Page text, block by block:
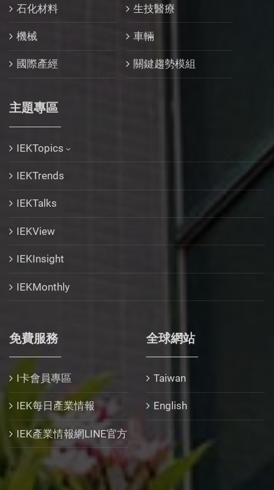
石化材料 生技醫療
機械 車輛
國際產經 關鍵趨勢模組
主題專區
IEKTopics
IEKTrends
IEKTalks
IEKView
IEKInsight
IEKMonthly
免費服務
I卡會員專區
IEK每日產業情報
IEK產業情報網LINE官方
全球網站
Taiwan
English